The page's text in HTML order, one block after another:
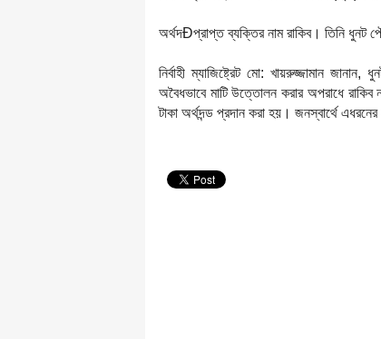
অর্থদÐপ্রাপ্ত ব্যক্তির নাম রাকিব। তিনি ধুনট
নির্বাহী ম্যাজিষ্ট্রেট মো: খায়রুজ্জামান
অবৈধভাবে মাটি উত্তোলন করার অপরাধে
টাকা অর্থদন্ড প্রদান করা হয়। জনস্বার্থে